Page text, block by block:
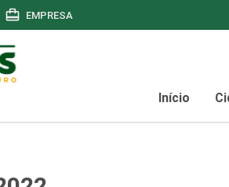
card_travel EMPRESA
Início